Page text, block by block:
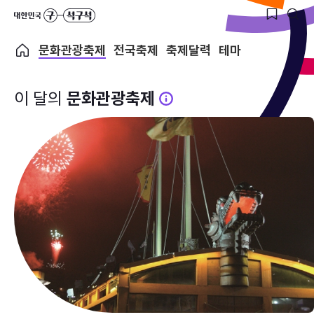
문화관광축제 전국축제 축제달력 테마
이 달의 문화관광축제